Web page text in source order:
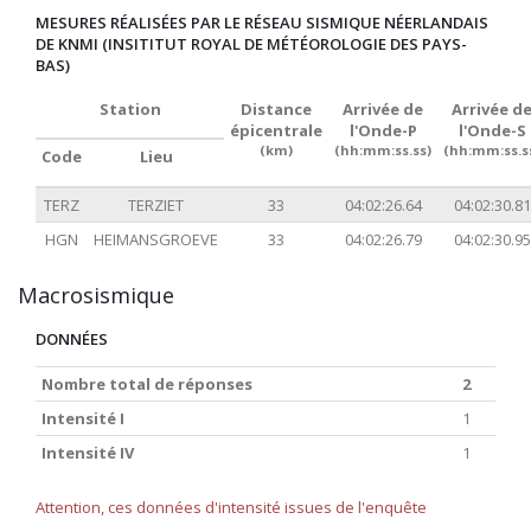
MESURES RÉALISÉES PAR LE RÉSEAU SISMIQUE NÉERLANDAIS
DE KNMI (INSITITUT ROYAL DE MÉTÉOROLOGIE DES PAYS-
BAS)
Station
Distance
épicentrale
(km)
Arrivée de
l'Onde-P
(hh:mm:ss.ss)
Arrivée de
l'Onde-S
Code Lieu
TERZ TERZIET 33 04:02:26.64
04:02:30.81
HGN
HEIMANSGROEVE 33 04:02:26.79 04:02:30.95
Macrosismique
DONNÉES
Nombre total de réponses
2
Intensité I
1
Intensité IV
1
Attention, ces données d'intensité issues de l'enquête